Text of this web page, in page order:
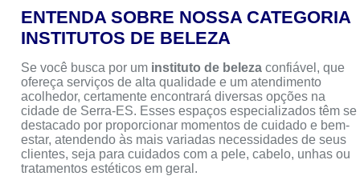
ENTENDA SOBRE NOSSA CATEGORIA
INSTITUTOS DE BELEZA
Se você busca por um instituto de beleza confiável, que
ofereça serviços de alta qualidade e um atendimento
acolhedor, certamente encontrará diversas opções na
cidade de Serra-ES. Esses espaços especializados têm se
destacado por proporcionar momentos de cuidado e bem-
estar, atendendo às mais variadas necessidades de seus
clientes, seja para cuidados com a pele, cabelo, unhas ou
tratamentos estéticos em geral.